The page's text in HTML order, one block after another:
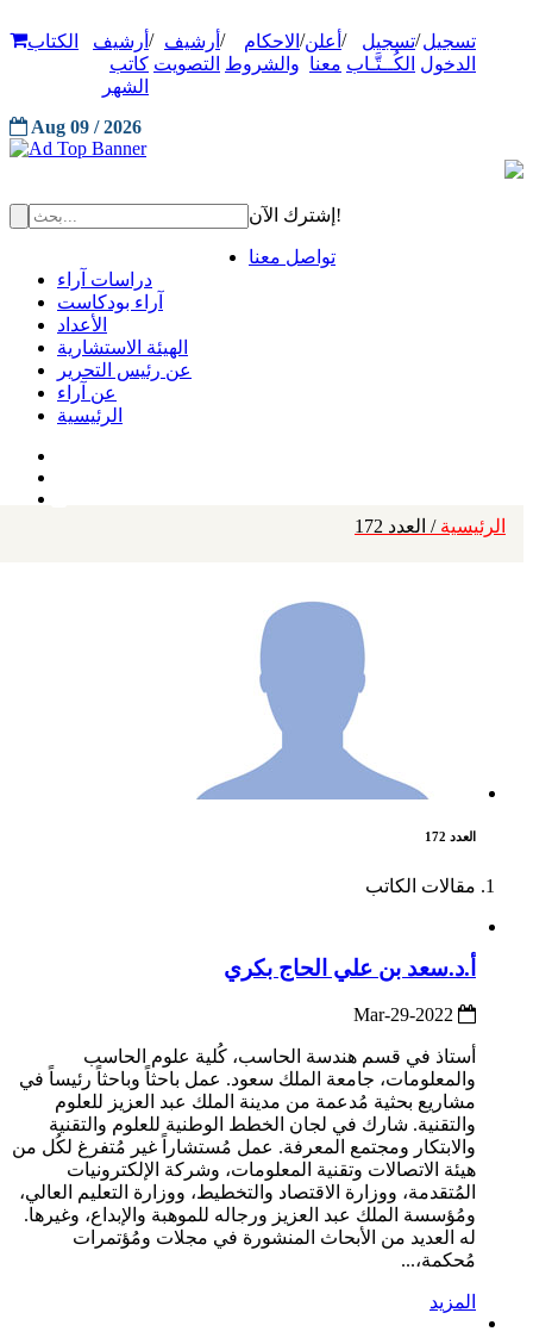
تسجيل
الدخول
/تسجيل
الكُــتَّـاب
/ أعلن
معنا
/ الاحكام
والشروط
/ أرشيف
التصويت
/ أرشيف
كاتب
الشهر
الكتاب
Aug 09 / 2026
إشترك الآن!
تواصل معنا
دراسات آراء
آراء بودكاست
الأعداد
الهيئة الاستشارية
عن رئيس التحرير
عن آراء
الرئيسية
الرئيسية / العدد 172
العدد 172
مقالات الكاتب
أ.د.سعد بن علي الحاج بكري
أستاذ في قسم هندسة الحاسب، كُلية علوم الحاسب
والمعلومات، جامعة الملك سعود. عمل باحثاً وباحثاً رئيساً في
مشاريع بحثية مُدعمة من مدينة الملك عبد العزيز للعلوم
والتقنية. شارك في لجان الخطط الوطنية للعلوم والتقنية
والابتكار ومجتمع المعرفة. عمل مُستشاراً غير مُتفرغ لكُل من
هيئة الاتصالات وتقنية المعلومات، وشركة الإلكترونيات
المُتقدمة، ووزارة الاقتصاد والتخطيط، ووزارة التعليم العالي،
ومُؤسسة الملك عبد العزيز ورجاله للموهبة والإبداع، وغيرها.
له العديد من الأبحاث المنشورة في مجلات ومُؤتمرات
مُحكمة،...
المزيد